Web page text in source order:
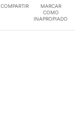
COMPARTIR
MARCAR
COMO
INAPROPIADO